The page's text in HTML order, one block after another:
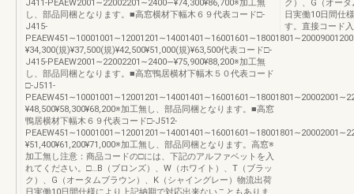
J411-PEAEW2001∼22002201∼2400―¥74,300¥86,700※加工無
し、部品同梱となります。■高窓横材下幅木６９代表コード□-
J415-
¥34,300(規)¥37,500(規)¥42,500¥51,000(規)¥63,500代表コード□-
J415-PEAEW2001∼22002201∼2400―¥75,900¥88,200※加工無
し、部品同梱となります。■高窓鴨居横材下幅木５０代表コード
□-J511-
¥48,500¥58,300¥68,200※加工無し、部品同梱となります。■高窓
鴨居横材下幅木６９代表コード□-J512-
¥51,400¥61,200¥71,000※加工無し、部品同梱となります。高窓※
加工無し注意：商品コードの□には、下記のアルファベットを入
れてください。□…B（ブロンズ）、W（ホワイト）、T（ブラッ
ク）、G（オータムブラウン）、K（シャイングレー）物流出荷
日実働10日間仕様により上記納期で対応出来ないこともありま
ク）、G（オー
日実働10日間仕
す。直接コード